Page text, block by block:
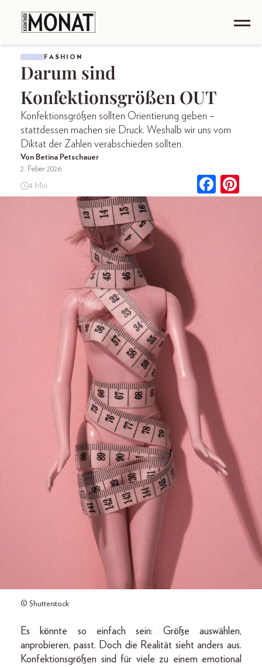
FASHION
Darum sind
Konfektionsgrößen OUT
Konfektionsgrößen sollten Orientierung geben –
stattd­essen machen sie Druck. Weshalb wir uns vom
Diktat der Zahlen verabschieden sollten.
Von Betina Petschauer
2. Feber 2026
4 Min.
© Shutterstock
Es könnte so einfach sein: Größe auswählen,
anprobieren, passt. Doch die Realität sieht anders aus.
Konfektionsgrößen sind für viele zu einem emotional